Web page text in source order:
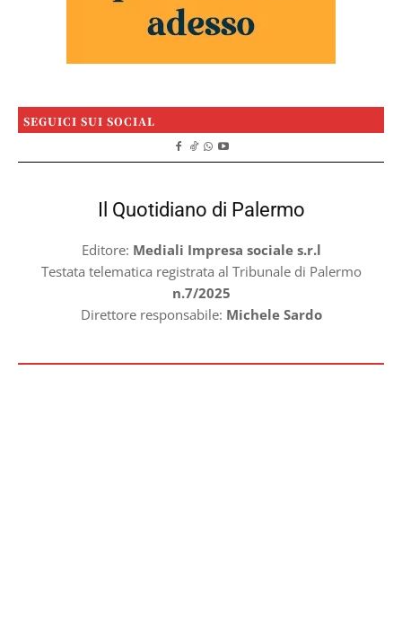
SEGUICI SUI SOCIAL
Il Quotidiano di Palermo
Editore: Mediali Impresa sociale s.r.l
Testata telematica registrata al Tribunale di Palermo
n.7/2025
Direttore responsabile: Michele Sardo